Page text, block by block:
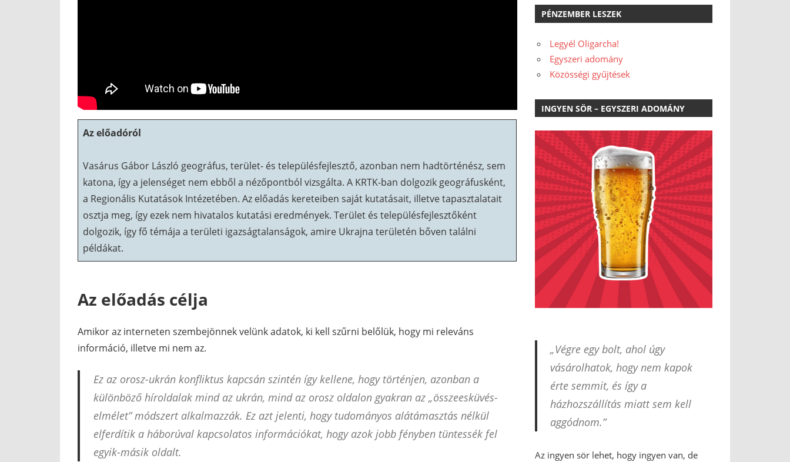
Az előadóról
Vasárus Gábor László geográfus, terület- és településfejlesztő, azonban nem hadtörténész, sem
katona, így a jelenséget nem ebből a nézőpontból vizsgálta. A KRTK-ban dolgozik geográfusként,
a Regionális Kutatások Intézetében. Az előadás kereteiben saját kutatásait, illetve tapasztalatait
osztja meg, így ezek nem hivatalos kutatási eredmények. Terület és településfejlesztőként
dolgozik, így fő témája a területi igazságtalanságok, amire Ukrajna területén bőven találni
példákat.
Az előadás célja
Amikor az interneten szembejönnek velünk adatok, ki kell szűrni belőlük, hogy mi releváns
információ, illetve mi nem az.
Ez az orosz-ukrán konfliktus kapcsán szintén így kellene, hogy történjen, azonban a
különböző híroldalak mind az ukrán, mind az orosz oldalon gyakran az „összeesküvés-
elmélet” módszert alkalmazzák. Ez azt jelenti, hogy tudományos alátámasztás nélkül
elferdítik a háborúval kapcsolatos információkat, hogy azok jobb fényben tüntessék fel
egyik-másik oldalt.
PÉNZEMBER LESZEK
Legyél Oligarcha!
Egyszeri adomány
Közösségi gyűjtések
INGYEN SÖR – EGYSZERI ADOMÁNY
„Végre egy bolt, ahol úgy
vásárolhatok, hogy nem kapok
érte semmit, és így a
házhozszállítás miatt sem kell
aggódnom.”
Az ingyen sör lehet, hogy ingyen van, de